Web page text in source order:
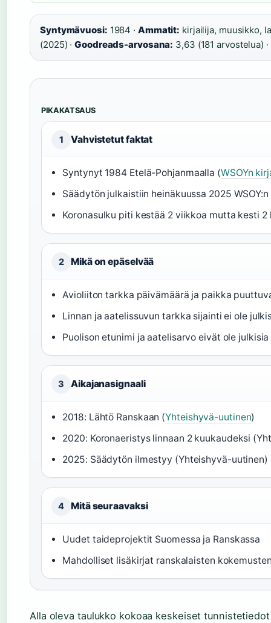
Syntymävuosi: 1984 · Ammatit: kirjailija, muusikko,
(2025) ·Goodreads-arvosana: 3,63 (181 arvostelua) ·
PIKAKATSAUS
1 Vahvistetut faktat
Syntynyt 1984 Etelä-Pohjanmaalla (WSOYn
Säädytön julkaistiin heinäkuussa 2025
Koronasulku piti kestää 2 viikkoa mutta kesti 2
2 Mikä on epäselvää
Avioliiton tarkka päivämäärä ja paikka
Linnan ja aatelissuvun tarkka sijainti ei ole
Puolison etunimi ja aatelisarvo eivät ole julkisia
3 Aikajanasignaali
2018: Lähtö Ranskaan (Yhteishyvä-uutinen)
2020: Koronaeristys linnaan 2 kuukaudeksi
2025: Säädytön ilmestyy (Yhteishyvä-uutinen)
4 Mitä seuraavaksi
Uudet taideprojektit Suomessa ja Ranskassa
Mahdolliset lisäkirjat ranskalaisten
Alla oleva taulukko kokoaa keskeiset